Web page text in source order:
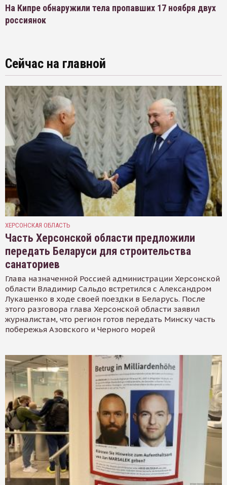
На Кипре обнаружили тела пропавших 17 ноября двух
россиянок
Сейчас на главной
ХЕРСОНСКАЯ ОБЛАСТЬ
Часть Херсонской области предложили
передать Беларуси для строительства
санаториев
Глава назначенной Россией администрации Херсонской
области Владимир Сальдо встретился с Александром
Лукашенко в ходе своей поездки в Беларусь. После
этого разговора глава Херсонской области заявил
журналистам, что регион готов передать Минску часть
побережья Азовского и Черного морей